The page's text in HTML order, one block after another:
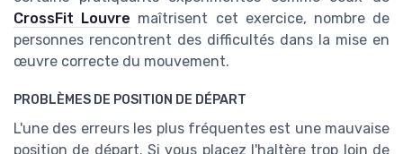
œuvre correcte du mouvement.
PROBLÈMES DE POSITION DE DÉPART
position de départ. Si vous placez l'haltère trop loin de
votre centre de gravité, vous pourriez compromettre la
stabilité du mouvement et augmenter vos risques de